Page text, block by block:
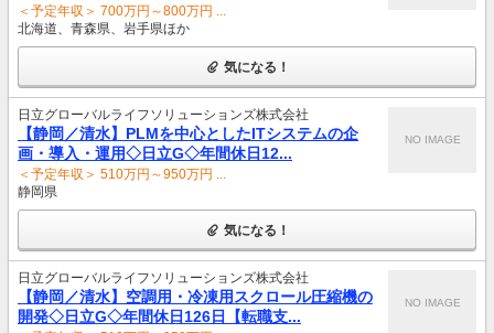
＜予定年収＞ 700万円～800万円 ...
北海道、青森県、岩手県ほか
気になる！
日立グローバルライフソリューションズ株式会社
【静岡／清水】PLMを中心としたITシステムの企
画・導入・運用◇日立G◇年間休日12...
＜予定年収＞ 510万円～950万円 ...
静岡県
NO IMAGE
気になる！
日立グローバルライフソリューションズ株式会社
【静岡／清水】空調用・冷凍用スクロール圧縮機の
開発◇日立G◇年間休日126日【転職支...
NO IMAGE